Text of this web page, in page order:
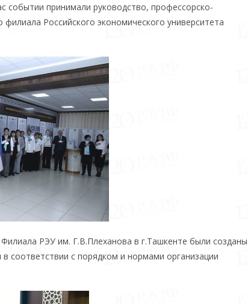
событии принимали руководство, профессорско-
Российского экономического университета
РЭУ им. Г.В.Плеханова в г.Ташкенте были созданы
соответствии с порядком и нормами организации